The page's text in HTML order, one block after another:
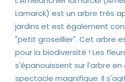
Lamarck) est un arbre très
jardins et est également
"petit groseillier". Cet arbre
pour la biodiversité ! Les
s'épanouissent sur l'arbre
spectacle magnifique. Il